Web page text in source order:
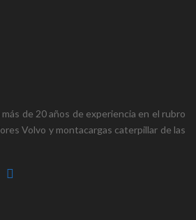
de 20 años de experiencia en el rubro
Volvo y montacargas caterpillar de las